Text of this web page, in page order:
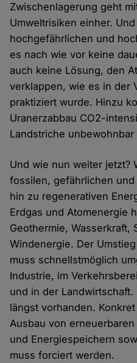
Zwischenlagerung geht
Umweltrisiken einher.
hochgefährlichen und
es nach wie vor keine
auch keine Lösung, den
verklappen, wie es in der
praktiziert wurde. Hinzu
Uranerzabbau CO2-
Landstriche unbewohnbar
Und wie nun weiter jetzt?
fossilen, gefährlichen
hin zu regenerativen
Erdgas und Atomenergie
Geothermie, Wasserkraft,
Windenergie. Der
muss schnellstmöglich
Industrie, im
und in der
längst vorhanden.
Ausbau von
und Energiespeichern
muss forciert werden.